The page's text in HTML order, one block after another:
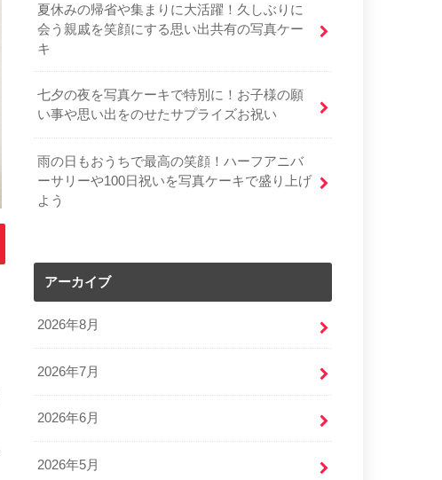
夏休みの帰省や集まりに大活躍！久しぶりに
会う親戚を笑顔にする思い出共有の写真ケー
キ
七夕の夜を写真ケーキで特別に！お子様の願
い事や思い出をのせたサプライズお祝い
雨の日もおうちで最高の笑顔！ハーフアニバ
ーサリーや100日祝いを写真ケーキで盛り上げ
よう
アーカイブ
2026年8月
2026年7月
2026年6月
2026年5月